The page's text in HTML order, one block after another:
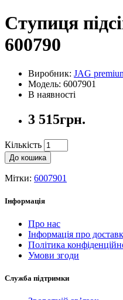
Ступиця
600790
Виробник: JAG
Модель: 6007901
В наявності
3 515грн.
Кількість
До кошика
Мітки: 6007901
Інформація
Про нас
Інформація про
Політика
Умови згоди
Служба підтримки